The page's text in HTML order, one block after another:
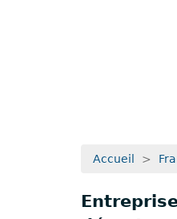
Accueil >
Entreprise